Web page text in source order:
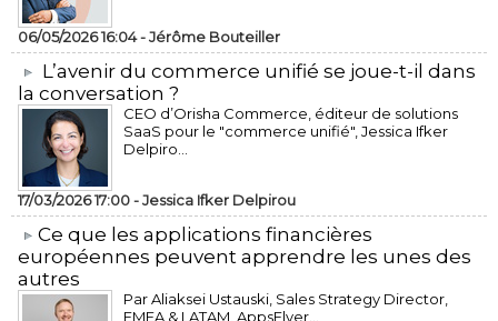
06/05/2026 16:04 -Jérôme Bouteiller
L’avenir du commerce unifié se joue-t-il dans
la conversation ?
CEO d’Orisha Commerce, éditeur de solutions
SaaS pour le "commerce unifié", Jessica Ifker
Delpiro...
17/03/2026 17:00 -Jessica Ifker Delpirou
​Ce que les applications financières
européennes peuvent apprendre les unes des
autres
Par Aliaksei Ustauski, Sales Strategy Director,
EMEA & LATAM, AppsFlyer...